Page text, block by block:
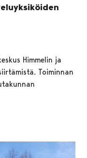
Himmelin ja
Toiminnan